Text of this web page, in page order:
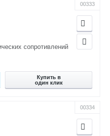
00333
сопротивлений
Купить в
один клик
00334